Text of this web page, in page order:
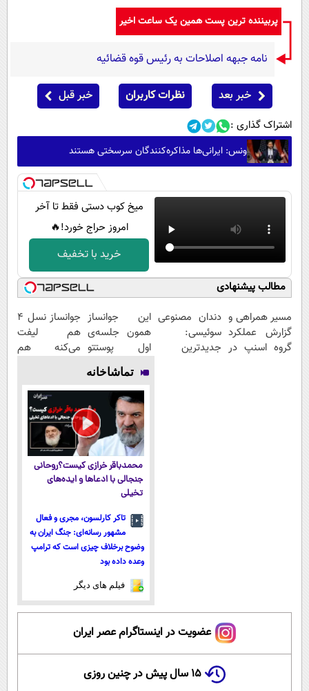
پربیننده ترین پست همین یک ساعت اخیر
نامه جبهه اصلاحات به رئیس قوه قضائیه
خبر بعد نظرات کاربران خبر قبل
اشتراک گذاری :
ونس: ایرانی‌ها مذاکره‌کنندگان سرسختی هستند
میخ کوب دستی فقط تا آخر
امروز حراج خورد!🔥
خرید با تخفیف
مطالب پیشنهادی
مسیر همراهی و
گزارش عملکرد
گروه اسنپ در
دندان مصنوعی
سوئیسی:
جدیدترین
این جوانساز
همون جلسه‌ی
اول پوستتو
جوونتر می‌کنه
✨ 2سال
ماندگاری داره
جوانساز نسل 4
هم لیفت
می‌کنه هم
ماه ماندگاری
تماشاخانه
محمدباقر خرازی کیست؟روحانی
جنجالی با ادعاها و ایده‌های
تخیلی
تاکر کارلسون، مجری و فعال
مشهور رسانه‌ای: جنگ ایران به
وضوح برخلاف چیزی است که ترامپ
وعده داده بود
فیلم های دیگر
عضویت در اینستاگرام عصر ایران
۱۵ سال پیش در چنین روزی